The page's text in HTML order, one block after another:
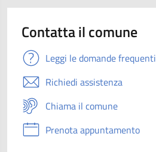
Contatta il comune
Leggi le domande frequenti
Richiedi assistenza
Chiama il comune
Prenota appuntamento